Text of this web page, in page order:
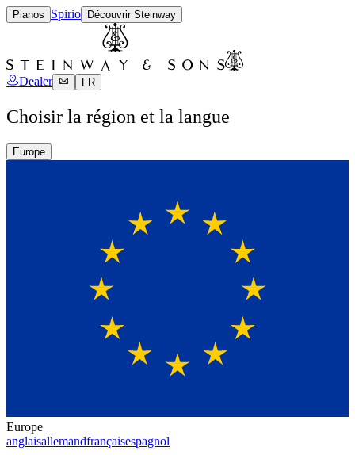
Pianos Spirio Découvrir Steinway
Dealer FR
Choisir la région et la langue
Europe
Europe
anglaisallemandfrançaisespagnol